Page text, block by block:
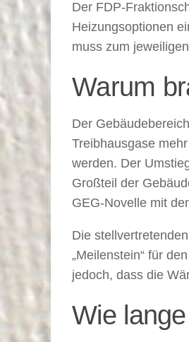
Der FDP-
Heizungsoptionen
muss zum
Warum
Der
Treibhausgase
werden. Der
Großteil der
GEG-Novelle mit
Die
„Meilenstein“ für
jedoch, dass die
Wie